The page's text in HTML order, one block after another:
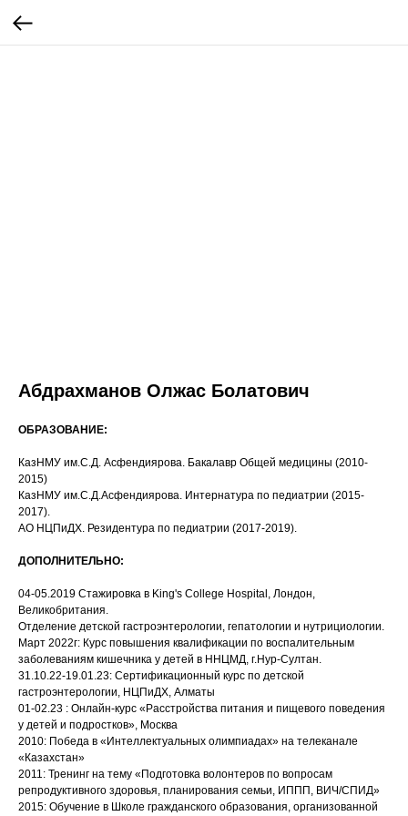
Абдрахманов Олжас Болатович
ОБРАЗОВАНИЕ:
КазНМУ им.С.Д. Асфендиярова. Бакалавр Общей медицины (2010-
2015)
КазНМУ им.С.Д.Асфендиярова. Интернатура по педиатрии (2015-
2017).
АО НЦПиДХ. Резидентура по педиатрии (2017-2019).
ДОПОЛНИТЕЛЬНО:
04-05.2019 Стажировка в King's College Hospital, Лондон,
Великобритания.
Отделение детской гастроэнтерологии, гепатологии и нутрициологии.
Март 2022г: Курс повышения квалификации по воспалительным
заболеваниям кишечника у детей в ННЦМД, г.Нур-Султан.
31.10.22-19.01.23: Сертификационный курс по детской
гастроэнтерологии, НЦПиДХ, Алматы
01-02.23 : Онлайн-курс «Расстройства питания и пищевого поведения
у детей и подростков», Москва
2010: Победа в «Интеллектуальных олимпиадах» на телеканале
«Казахстан»
2011: Тренинг на тему «Подготовка волонтеров по вопросам
репродуктивного здоровья, планирования семьи, ИППП, ВИЧ/СПИД»
2015: Обучение в Школе гражданского образования, организованной